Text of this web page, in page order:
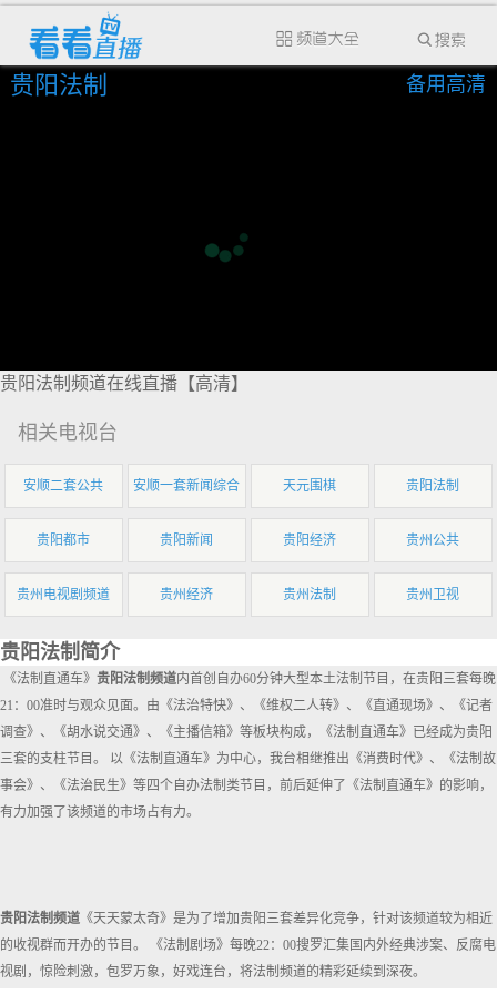
贵阳法制 备用高清
贵阳法制频道在线直播【高清】
相关电视台
安顺二套公共 安顺一套新闻综合 天元围棋 贵阳法制
贵阳都市 贵阳新闻 贵阳经济 贵州公共
贵州电视剧频道 贵州经济 贵州法制 贵州卫视
贵阳法制简介
《法制直通车》 贵阳法制频道内首创自办60分钟大型本土法制节目，在贵阳三套每晚
21：00准时与观众见面。由《法治特快》、《维权二人转》、《直通现场》、《记者
调查》、《胡水说交通》、《主播信箱》等板块构成，《法制直通车》已经成为贵阳
三套的支柱节目。 以《法制直通车》为中心，我台相继推出《消费时代》、《法制故
事会》、《法治民生》等四个自办法制类节目，前后延伸了《法制直通车》的影响，
有力加强了该频道的市场占有力。
贵阳法制频道 《天天蒙太奇》是为了增加贵阳三套差异化竞争，针对该频道较为相近
的收视群而开办的节目。 《法制剧场》每晚22：00搜罗汇集国内外经典涉案、反腐电
视剧，惊险刺激，包罗万象，好戏连台，将法制频道的精彩延续到深夜。